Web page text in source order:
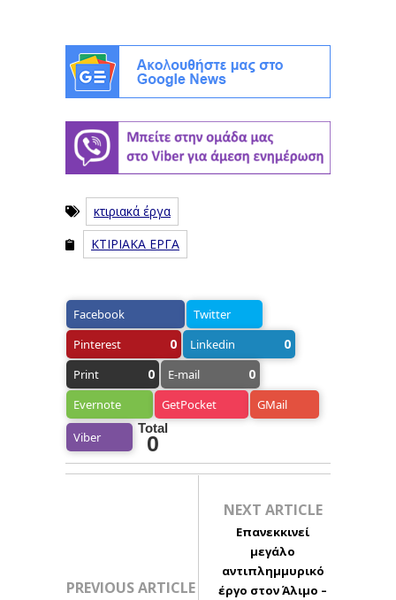
κτιριακά έργα
ΚΤΙΡΙΑΚΑ ΕΡΓΑ
Facebook
Twitter
Pinterest
0 Linkedin 0
Print 0 E-mail 0
Evernote GetPocket GMail
Viber
Total
0
PREVIOUS ARTICLE
NEXT ARTICLE
Επανεκκινεί
μεγάλο
αντιπλημμυρικό
έργο στον Άλιμο –